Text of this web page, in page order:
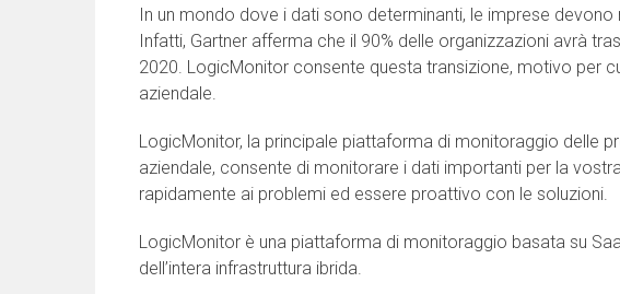
In un mondo dove i dati sono determinanti, le imprese
Infatti, Gartner afferma che il 90% delle organizzazioni avrà
2020. LogicMonitor consente questa transizione, motivo per
aziendale.
LogicMonitor, la principale piattaforma di monitoraggio delle
aziendale, consente di monitorare i dati importanti per la
rapidamente ai problemi ed essere proattivo con le soluzioni.
LogicMonitor è una piattaforma di monitoraggio basata su
dell’intera infrastruttura ibrida.